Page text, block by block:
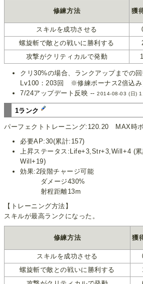
修練方法 獲
スキルを成功させる
螺旋斬で敵との戦いに勝利する
攻撃がクリティカルで発動
クリ30%の場合、ランクアップまでの
Lv100：203回 ※修練ボーナス2倍込み
7/24アップデート反映 --2014-08-03 (日)
1ランク
パーフェクトトレーニング:120.20 MAX時
必要AP:30(累計:157)
上昇ステータス:Life+3,Str+3,Will+4 (
Will+19)
効果:2段階チャージ可能
ダメージ430%
射程距離13m
【トレーニング方法】
スキルが最高ランクになった。
修練方法 獲
スキルを成功させる
螺旋斬で敵との戦いに勝利する